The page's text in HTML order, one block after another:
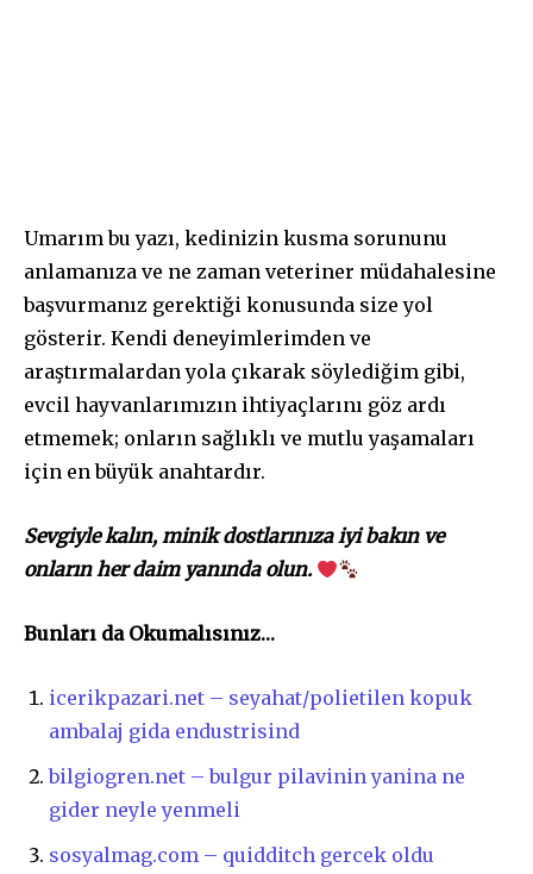
Umarım bu yazı, kedinizin kusma sorununu
anlamanıza ve ne zaman veteriner müdahalesine
başvurmanız gerektiği konusunda size yol
gösterir. Kendi deneyimlerimden ve
araştırmalardan yola çıkarak söylediğim gibi,
evcil hayvanlarımızın ihtiyaçlarını göz ardı
etmemek; onların sağlıklı ve mutlu yaşamaları
için en büyük anahtardır.
Sevgiyle kalın, minik dostlarınıza iyi bakın ve
onların her daim yanında olun.
Bunları da Okumalısınız…
icerikpazari.net – seyahat/polietilen kopuk
ambalaj gida endustrisind
bilgiogren.net – bulgur pilavinin yanina ne
gider neyle yenmeli
sosyalmag.com – quidditch gercek oldu